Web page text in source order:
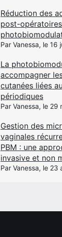
Réduction des
post-
Par Vanessa, le 16
La
accompagner
cutanées liées
périodiques
Par Vanessa, le 29
Gestion des
vaginales
PBM : une
invasive et non
Par Vanessa, le 23